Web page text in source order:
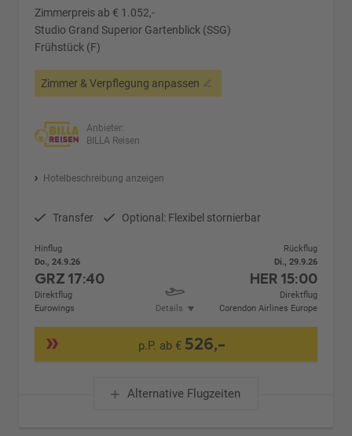
Zimmerpreis ab € 1.052,-
Studio Grand Superior Gartenblick (SSG)
Frühstück (F)
Zimmer & Verpflegung anpassen
Anbieter:
BILLA Reisen
Hotelbeschreibung anzeigen
Transfer Optional: Flexibel stornierbar
Hinflug
Do., 24.9.26
GRZ17:40
Direktflug
Eurowings
Details
Rückflug
Di., 29.9.26
HER 15:00
Direktflug
Corendon Airlines Europe
p.P. ab € 526,-
Alternative Flugzeiten